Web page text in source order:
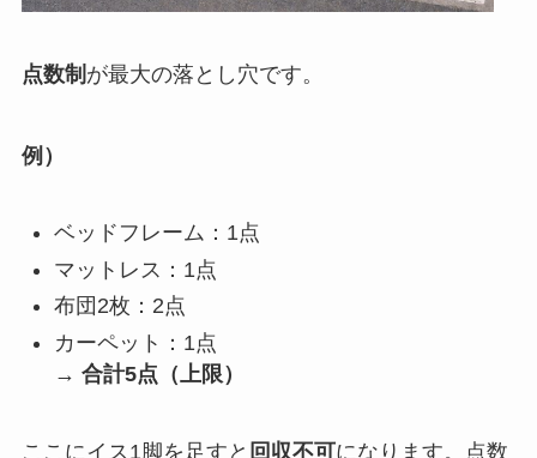
点数制 が最大の落とし穴です。
例）
ベッドフレーム：1点
マットレス：1点
布団2枚：2点
カーペット：1点
→ 合計5点（上限）
ここにイス1脚を足すと 回収不可になります。点数